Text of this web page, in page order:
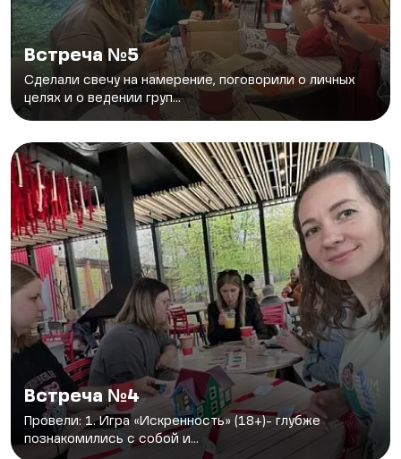
Встреча №5
Сделали свечу на намерение, поговорили о личных
целях и о ведении груп...
Встреча №4
Провели: 1. Игра «Искренность» (18+)- глубже
познакомились с собой и...